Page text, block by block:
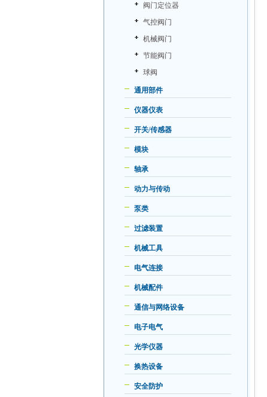
阀门定位器
气控阀门
机械阀门
节能阀门
球阀
通用部件
仪器仪表
开关/传感器
模块
轴承
动力与传动
泵类
过滤装置
机械工具
电气连接
机械配件
通信与网络设备
电子电气
光学仪器
换热设备
安全防护